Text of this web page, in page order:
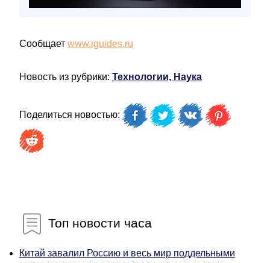
Сообщает www.iguides.ru
Новость из рубрики: Технологии, Наука
Поделиться новостью:
Топ новости часа
Китай завалил Россию и весь мир поддельными